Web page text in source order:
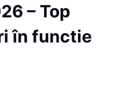
– Top
în functie